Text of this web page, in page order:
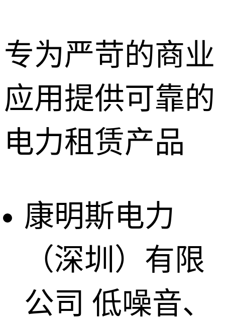
专为严苛的商业
应用提供可靠的
电力租赁产品
康明斯电力
（深圳）有限
公司 低噪音、
深圳租赁服
惠州租赁服
务
东莞租赁服